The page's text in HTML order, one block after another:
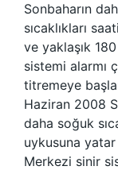
Sonbaharın
sıcaklıkları
ve yaklaşık
sistemi alarmı
titremeye
Haziran 2008
daha soğuk
uykusuna yatar
Merkezi sinir